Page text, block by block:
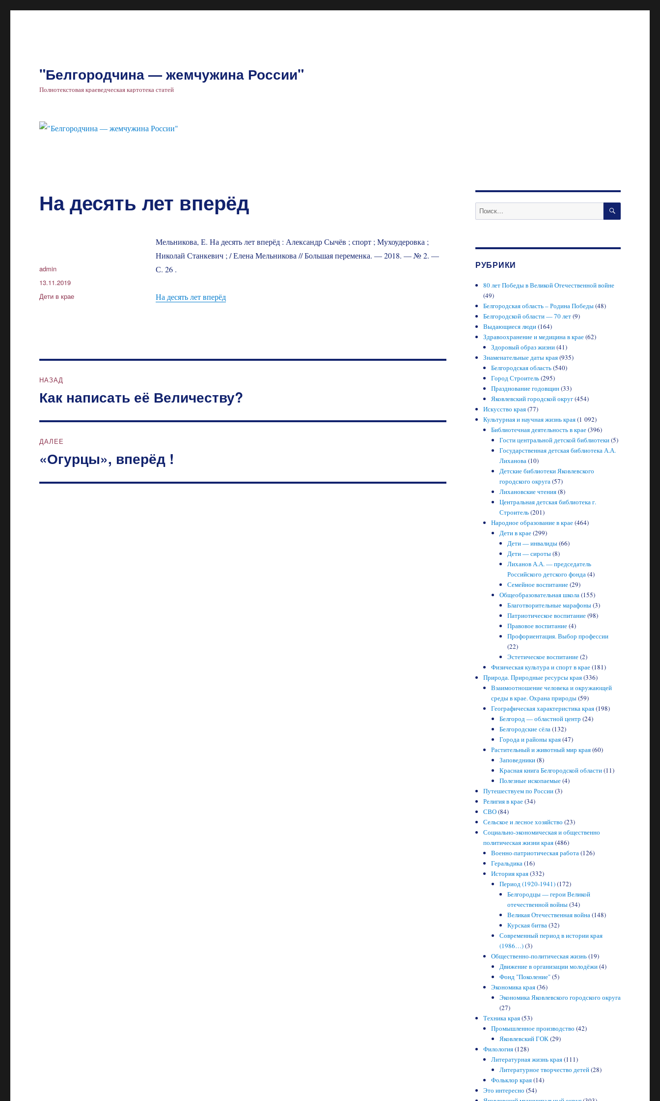
"Белгородчина — жемчужина России"
Полнотекстовая краеведческая картотека статей
На десять лет вперёд
Мельникова, Е. На десять лет вперёд : Александр Сычёв ; спорт ; Мухоудеровка ;
Николай Станкевич ; / Елена Мельникова // Большая переменка. — 2018. — № 2. —
С. 26 .
На десять лет вперёд
Автор
admin
Опубликовано
13.11.2019
Рубрики
Дети в крае
по
НАЗАД
Предыдущая
Как написать её Величеству?
ДАЛЕЕ
Следующая
запись:
«Огурцы», вперёд !
Искать: ПОИСК
РУБРИКИ
80 лет Победы в Великой Отечественной войне
(49)
Белгородская область – Родина Победы(48)
Белгородской области — 70 лет(9)
Выдающиеся люди(164)
Здравоохранение и медицина в крае(62)
Здоровый образ жизни(41)
Знаменательные даты края(935)
Белгородская область(540)
Город Строитель(295)
Празднование годовщин(33)
Яковлевский городской округ(454)
Искусство края(77)
Культурная и научная жизнь края(1 092)
Библиотечная деятельность в крае(396)
Гости центральной детской библиотеки(5)
Государственная детская библиотека А.А.
Лиханова(10)
Детские библиотеки Яковлевского
городского округа(57)
Лихановские чтения(8)
Центральная детская библиотека г.
Строитель(201)
Народное образование в крае(464)
Дети в крае(299)
Дети — инвалиды(66)
Дети — сироты(8)
Лиханов А.А. — председатель
Российского детского фонда(4)
Семейное воспитание(29)
Общеобразовательная школа(155)
Благотворительные марафоны(3)
Патриотическое воспитание(98)
Правовое воспитание(4)
Профориентация. Выбор профессии
(22)
Эстетическое воспитание(2)
Физическая культура и спорт в крае(181)
Природа. Природные ресурсы края(336)
Взаимоотношение человека и окружающей
среды в крае. Охрана природы(59)
Географическая характеристика края(198)
Белгород — областной центр (24)
Белгородские сёла(132)
Города и районы края(47)
Растительный и животный мир края(60)
Заповедники(8)
Красная книга Белгородской области(11)
Полезные ископаемые(4)
Путешествуем по России(3)
Религия в крае(34)
СВО(84)
Сельское и лесное хозяйство (23)
Социально-экономическая и общественно
политическая жизни края(486)
Военно-патриотическая работа(126)
Геральдика(16)
История края(332)
Период (1920-1941)(172)
Белгородцы — герои Великой
отечественной войны(34)
Великая Отечественная война(148)
Курская битва(32)
Современный период в истории края
(1986…)(3)
Общественно-политическая жизнь(19)
Движение в организации молодёжи(4)
Фонд "Поколение"(5)
Экономика края(36)
Экономика Яковлевского городского округа
(27)
Техника края(53)
Промышленное производство (42)
Яковлевский ГОК(29)
Филология(128)
Литературная жизнь края(111)
Литературное творчество детей(28)
Фольклор края(14)
Это интересно (54)